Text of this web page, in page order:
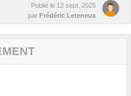
Publié le 12 sept. 2025
par Frédéric Leteneux